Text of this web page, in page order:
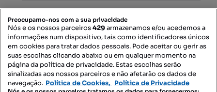
Mapa do Site
Contacte-nos
Preocupamo-nos com a sua privacidade
Nós e os nossos parceiros429armazenamos e/ou acedemos a
informações num dispositivo, tais como identificadores únicos
em cookies para tratar dados pessoais. Pode aceitar ou gerir as
suas escolhas clicando abaixo ou em qualquer momento na
página da política de privacidade. Estas escolhas serão
sinalizadas aos nossos parceiros e não afetarão os dados de
navegação. Política de Cookies, Política de Privacidade